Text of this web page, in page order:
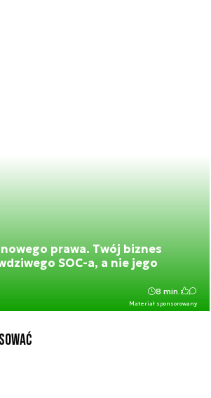
prawa. Twój biznes
SOC-a, a nie jego
Materiał sponsorowany
8 min.